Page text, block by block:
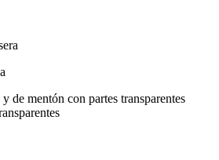
de mentón con partes transparentes